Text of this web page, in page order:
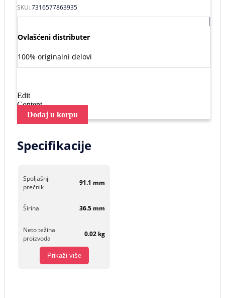
SKU:7316577863935
Ovlašćeni distributer
100% originalni delovi
Edit
Content
Dodaj u korpu
Specifikacije
Spoljašnji
prečnik
91.1 mm
Širina 36.5 mm
Neto težina
proizvoda
0.02 kg
Prikaži više